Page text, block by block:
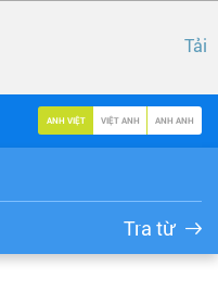
Tải
ANH VIỆT VIỆT ANH ANH ANH
Tra từ